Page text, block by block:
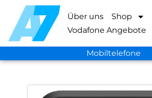
Über uns Shop
Vodafone Angebote
Mobiltelefone